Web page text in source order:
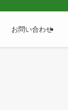
お問い合わせ